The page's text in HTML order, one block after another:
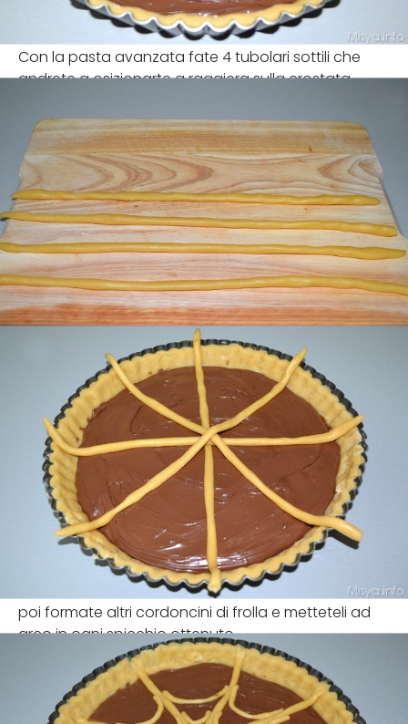
Con la pasta avanzata fate 4 tubolari sottili che
andrete a osizionarte a raggiera sulla crostata
poi formate altri cordoncini di frolla e metteteli ad
arco in ogni spicchio ottenuto